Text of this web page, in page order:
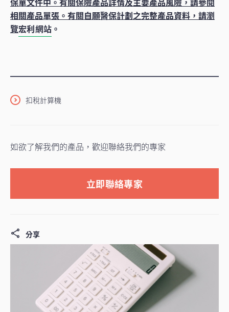
相關產品單張。有關自願醫保計劃之完整產品資料，請瀏
覽宏利網站 。
扣稅計算機
如欲了解我們的產品，歡迎聯絡我們的專家
立即聯絡專家
分享